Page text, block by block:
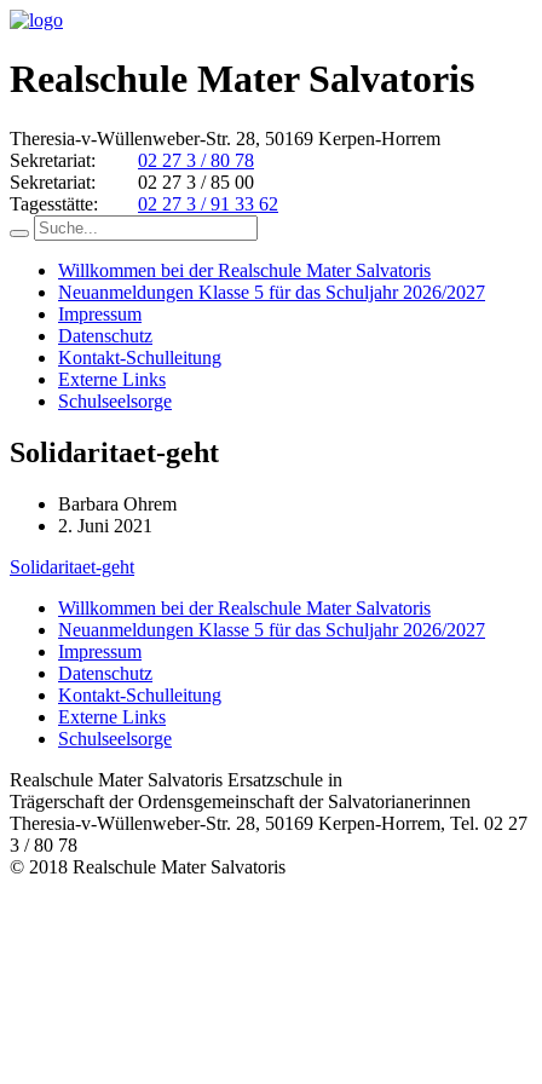
Realschule Mater Salvatoris
Theresia-v-Wüllenweber-Str. 28, 50169 Kerpen-Horrem
Sekretariat:
02 27 3 / 80 78
Sekretariat:
02 27 3 / 85 00
Tagesstätte:
02 27 3 / 91 33 62
Willkommen bei der Realschule Mater Salvatoris
Neuanmeldungen Klasse 5 für das Schuljahr 2026/2027
Impressum
Datenschutz
Kontakt-Schulleitung
Externe Links
Schulseelsorge
Solidaritaet-geht
Barbara Ohrem
2. Juni 2021
Solidaritaet-geht
Willkommen bei der Realschule Mater Salvatoris
Neuanmeldungen Klasse 5 für das Schuljahr 2026/2027
Impressum
Datenschutz
Kontakt-Schulleitung
Externe Links
Schulseelsorge
Realschule Mater Salvatoris Ersatzschule in
Trägerschaft der Ordensgemeinschaft der Salvatorianerinnen
Theresia-v-Wüllenweber-Str. 28, 50169 Kerpen-Horrem, Tel. 02 27
3 / 80 78
© 2018 Realschule Mater Salvatoris